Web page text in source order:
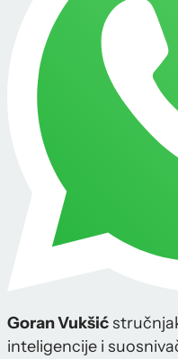
Goran Vukšić
inteligencije i